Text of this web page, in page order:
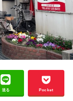
送る Pocket